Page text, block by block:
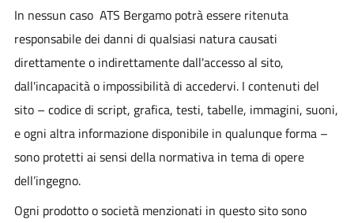
In nessun caso ATS Bergamo potrà essere ritenuta
responsabile dei danni di qualsiasi natura causati
direttamente o indirettamente dall'accesso al sito,
dall'incapacità o impossibilità di accedervi. I contenuti del
sito – codice di script, grafica, testi, tabelle, immagini, suoni,
e ogni altra informazione disponibile in qualunque forma –
sono protetti ai sensi della normativa in tema di opere
dell’ingegno.
Ogni prodotto o società menzionati in questo sito sono